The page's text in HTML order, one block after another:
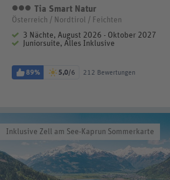
3 Sterne
Tia Smart Natur
Österreich / Nordtirol / Feichten
3 Nächte, August 2026 - Oktober 2027
Juniorsuite, Alles Inklusive
89% 5,0/6 212 Bewertungen
Inklusive Zell am See-Kaprun Sommerkarte